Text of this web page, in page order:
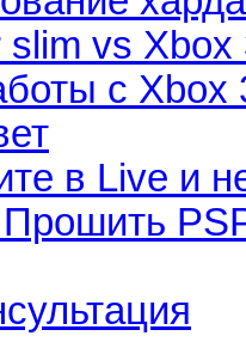
slim vs
с Xbox
в Live и